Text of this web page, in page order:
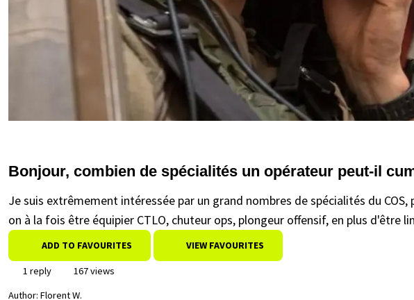
Bonjour, combien de spécialités un opérateur peut-il
Je suis extrêmement intéressée par un grand nombres de spécialités du
on à la fois être équipier CTLO, chuteur ops, plongeur offensif, en plus d'être
ADD TO FAVOURITES VIEW FAVOURITES
1 reply
167 views
Author: Florent W.